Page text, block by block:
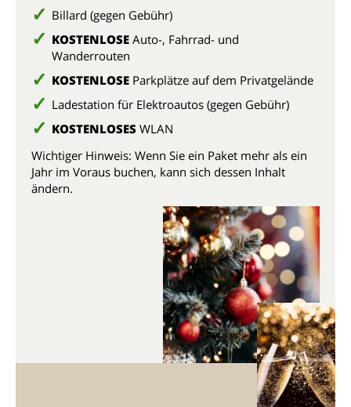
Billard (gegen Gebühr)
KOSTENLOSE Auto-, Fahrrad- und
Wanderrouten
KOSTENLOSE Parkplätze auf dem Privatgelände
Ladestation für Elektroautos (gegen Gebühr)
KOSTENLOSES WLAN
Wichtiger Hinweis: Wenn Sie ein Paket mehr als ein
Jahr im Voraus buchen, kann sich dessen Inhalt
ändern.